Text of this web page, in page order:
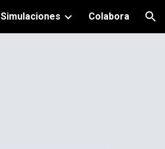
Simulaciones Colabora